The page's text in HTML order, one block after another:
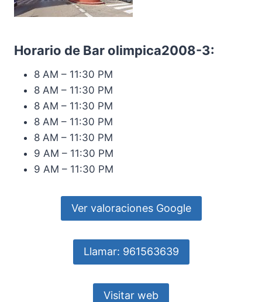
Horario de Bar olimpica2008-3:
8 AM – 11:30 PM
8 AM – 11:30 PM
8 AM – 11:30 PM
8 AM – 11:30 PM
8 AM – 11:30 PM
9 AM – 11:30 PM
9 AM – 11:30 PM
Ver valoraciones Google
Llamar: 961563639
Visitar web